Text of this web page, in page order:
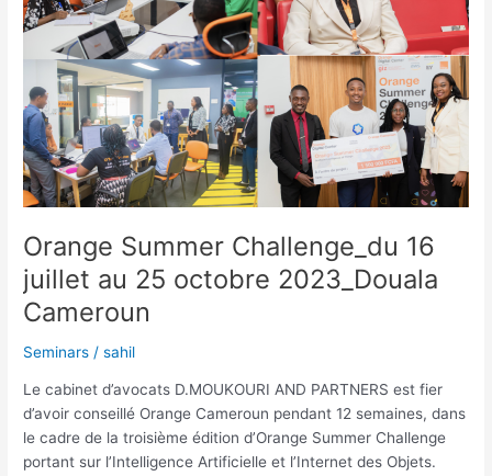
Orange Summer Challenge_du 16
juillet au 25 octobre 2023_Douala
Cameroun
Seminars /sahil
Le cabinet d’avocats D.MOUKOURI AND PARTNERS est fier
d’avoir conseillé Orange Cameroun pendant 12 semaines, dans
le cadre de la troisième édition d’Orange Summer Challenge
portant sur l’Intelligence Artificielle et l’Internet des Objets.
juillet
octobre
2023_Douala
Cameroun